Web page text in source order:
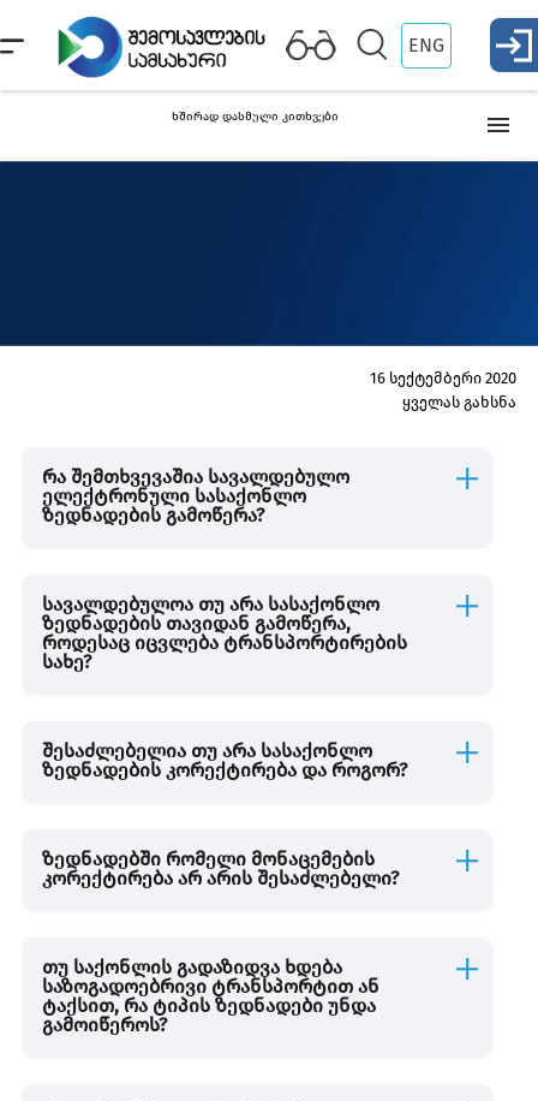
ENG
ხშირად დასმული კითხვები
მიკრო ბიზნესი
ფიზიკური პირის ქონება
ბუნებრივი რესურსებით სარგებლობა
სასაქონლო ზედნადები
დიპლომატიური წარმომადგენლობა და დიპლომატიურ
ორგანიზაციაში დაქირავებით მუშაობა
16 სექტემბერი 2020
ყველას გახსნა
რა შემთხვევაშია სავალდებულო
ელექტრონული სასაქონლო
ზედნადების გამოწერა?
სავალდებულოა თუ არა სასაქონლო
ზედნადების თავიდან გამოწერა,
როდესაც იცვლება ტრანსპორტირების
სახე?
შესაძლებელია თუ არა სასაქონლო
ზედნადების კორექტირება და როგორ?
ზედნადებში რომელი მონაცემების
კორექტირება არ არის შესაძლებელი?
თუ საქონლის გადაზიდვა ხდება
საზოგადოებრივი ტრანსპორტით ან
ტაქსით, რა ტიპის ზედნადები უნდა
გამოიწეროს?